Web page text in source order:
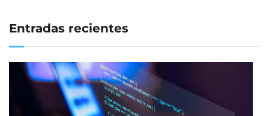
Entradas recientes